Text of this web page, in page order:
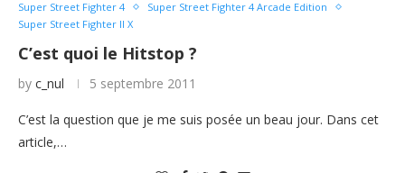
Super Street Fighter 4
Super Street Fighter 4 Arcade Edition
Super Street Fighter II X
C’est quoi le Hitstop ?
by c_nul 5 septembre 2011
C’est la question que je me suis posée un beau jour. Dans cet
article,…